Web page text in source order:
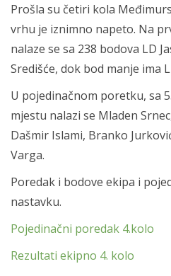
Prošla su četiri kola
vrhu je iznimno napeto. Na
nalaze se sa 238 bodova LD
Središće, dok bod manje ima
U pojedinačnom poretku, sa
mjestu nalazi se Mladen
Dašmir Islami, Branko
Varga.
Poredak i bodove ekipa i
nastavku.
Pojedinačni poredak 4.kolo
Rezultati ekipno 4. kolo